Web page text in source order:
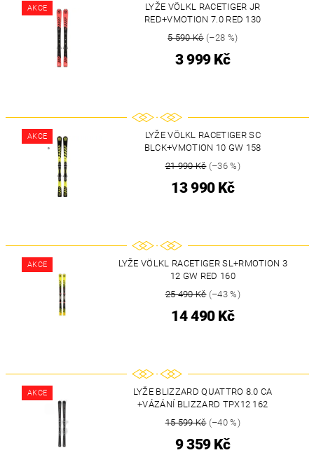
AKCE
LYŽE VÖLKL RACETIGER JR
RED+VMOTION 7.0 RED 130
5 590 Kč(–28 %)
3 999 Kč
AKCE
LYŽE VÖLKL RACETIGER SC
BLCK+VMOTION 10 GW 158
21 990 Kč(–36 %)
13 990 Kč
AKCE
LYŽE VÖLKL RACETIGER SL+RMOTION 3
12 GW RED 160
25 490 Kč(–43 %)
14 490 Kč
AKCE
LYŽE BLIZZARD QUATTRO 8.0 CA
+VÁZÁNÍ BLIZZARD TPX12 162
15 599 Kč(–40 %)
9 359 Kč